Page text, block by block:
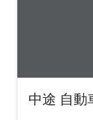
中途 自動